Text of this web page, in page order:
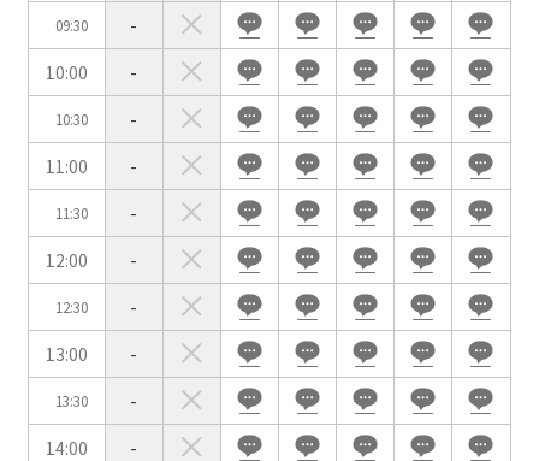
09:30
-
10:00
-
10:30
-
11:00
-
11:30
-
12:00
-
12:30
-
13:00
-
13:30
-
14:00
-
会場の種類
イベントホール 会議室
こだわり条件 ※複数選択可能
特長で選ぶ
駅直結
天井高3.5ｍ以上
窓があり開放感のある
会場
喫煙所あり